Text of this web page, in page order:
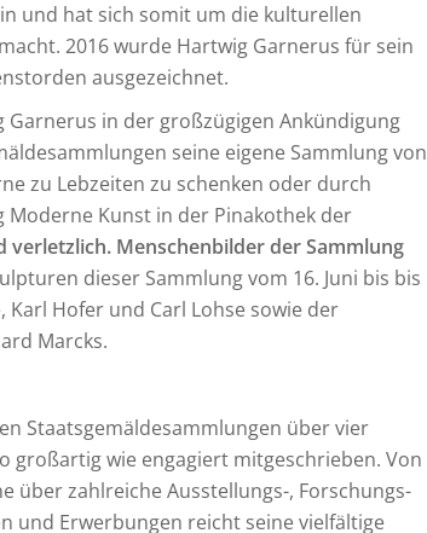
und hat sich somit um die kulturellen
2016 wurde Hartwig Garnerus für sein
ausgezeichnet.
Garnerus in der großzügigen Ankündigung
seine eigene Sammlung von
zu Lebzeiten zu schenken oder durch
Moderne Kunst in der Pinakothek der
verletzlich. Menschenbilder der Sammlung
dieser Sammlung vom 16. Juni bis bis
Hofer und Carl Lohse sowie der
Marcks.
Staatsgemäldesammlungen über vier
großartig wie engagiert mitgeschrieben. Von
über zahlreiche Ausstellungs-, Forschungs-
und Erwerbungen reicht seine vielfältige